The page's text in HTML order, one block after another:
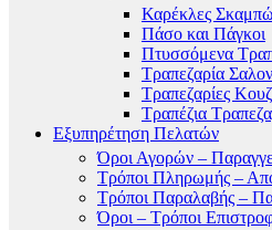
Καρέκλες
Πάσο και Πάγκοι
Πτυσσόμενα
Τραπεζαρία
Τραπεζαρίες
Τραπέζια
Εξυπηρέτηση Πελατών
Όροι Αγορών –
Τρόποι Πληρωμής –
Τρόποι Παραλαβής –
Όροι – Τρόποι